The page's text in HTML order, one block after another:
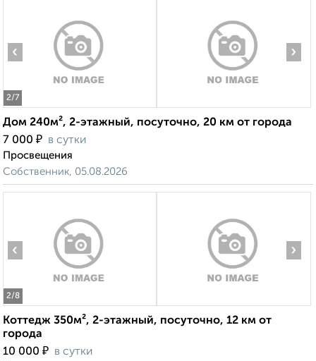
2/7
‹ ›
Дом 240м², 2-этажный, посуточно, 20 км от города
7 000 ₽ в сутки
Просвещения
Собственник, 05.08.2026
2/8
‹ ›
Коттедж 350м², 2-этажный, посуточно, 12 км от
города
10 000 ₽ в сутки